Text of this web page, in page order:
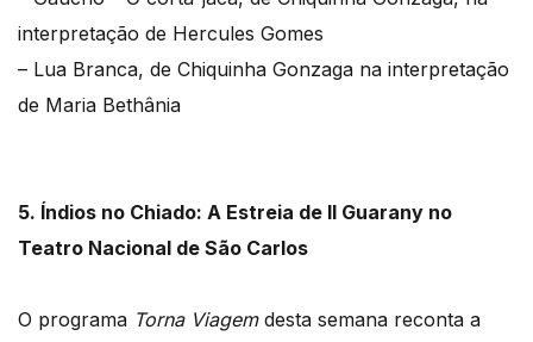
interpretação de Hercules Gomes
– Lua Branca, de Chiquinha Gonzaga na interpretação
de Maria Bethânia
5. Índios no Chiado: A Estreia de Il Guarany no
Teatro Nacional de São Carlos
O programa Torna Viagemdesta semana reconta a